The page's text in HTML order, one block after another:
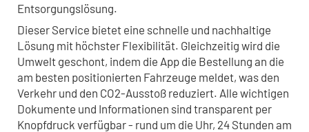
Entsorgungslösung.
Dieser Service bietet eine schnelle und nachhaltige
Lösung mit höchster Flexibilität. Gleichzeitig wird die
Umwelt geschont, indem die App die Bestellung an die
am besten positionierten Fahrzeuge meldet, was den
Verkehr und den CO2-Ausstoß reduziert. Alle wichtigen
Dokumente und Informationen sind transparent per
Knopfdruck verfügbar - rund um die Uhr, 24 Stunden am